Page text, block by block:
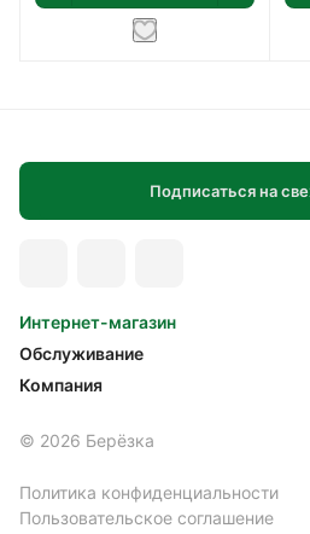
Подписаться на
Интернет-магазин
Обслуживание
Компания
© 2026 Берёзка
Политика конфиденциальности
Пользовательское соглашение